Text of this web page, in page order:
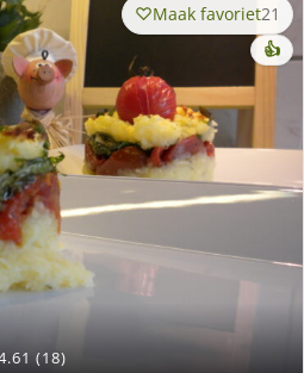
(18)
Maak favoriet21
👍